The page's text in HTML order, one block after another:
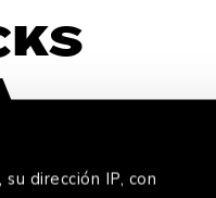
dirección IP, con